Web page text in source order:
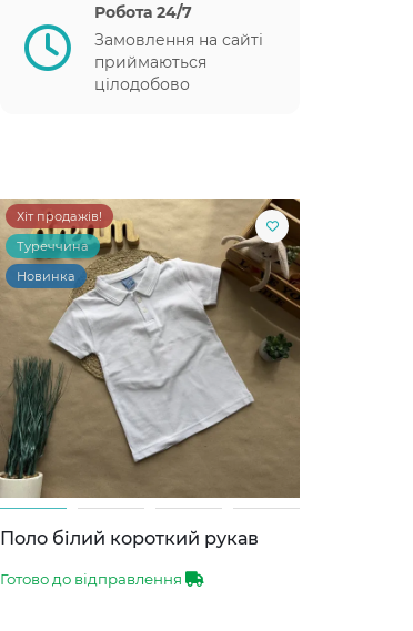
Робота 24/7
Замовлення на сайті
приймаються
цілодобово
Хіт продажів!
Туреччина
Новинка
Поло білий короткий рукав
Готово до відправлення